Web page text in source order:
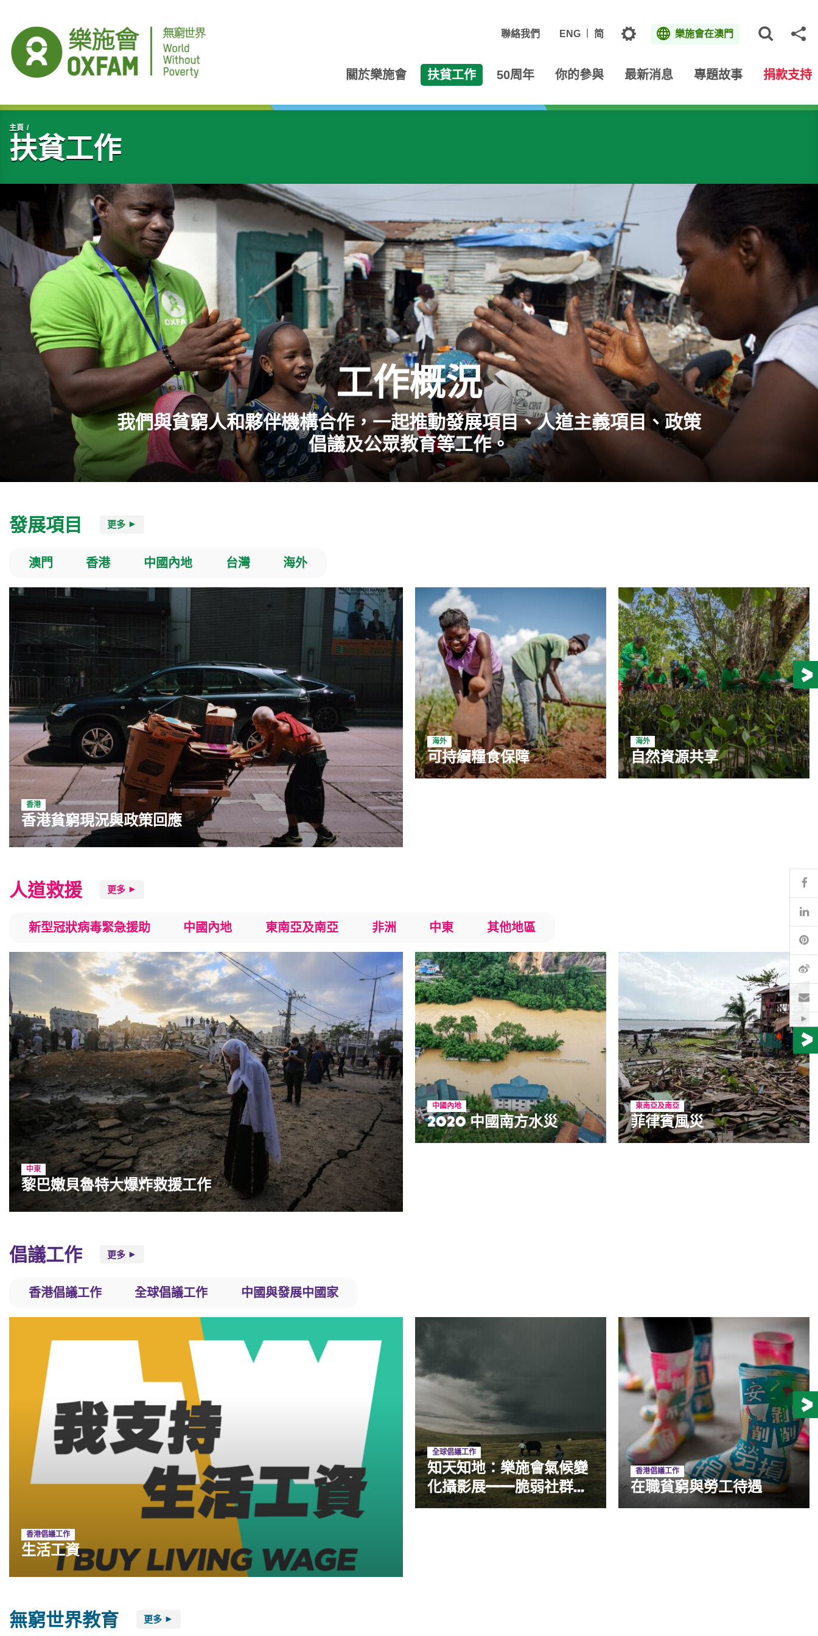
聯絡我們 ENG 简 主題 樂施會在澳門
關於樂施會 扶貧工作 50周年 你的參與 最新消息 專題故事 捐款支持
開始主要內容
主頁
扶貧工作
工作概況
我們與貧窮人和夥伴機構合作，一起推動發展項目、人道主義項目、政策
倡議及公眾教育等工作。
發展項目 更多
澳門 香港 中國內地 台灣 海外
香港
香港貧窮現況與政策回應
海外
救災及重建
香港
香港貧窮現況與政策回應
海外
可持續糧食保障
海外
自然資源共享
人道救援 更多
新型冠狀病毒緊急援助 中國內地 東南亞及南亞 非洲 中東 其他地區
中東
黎巴嫩貝魯特大爆炸救援工作
東南亞及南亞
菲律賓風災
中東
黎巴嫩貝魯特大爆炸救援
工作
中國內地
2020 中國南方水災
東南亞及南亞
菲律賓風災
倡議工作 更多
香港倡議工作 全球倡議工作 中國與發展中國家
香港倡議工作
生活工資
香港倡議工作
在職貧窮與勞工待遇
香港倡議工作
生活工資
全球倡議工作
知天知地：樂施會氣候變
化攝影展——脆弱社群...
香港倡議工作
在職貧窮與勞工待遇
無窮世界教育 更多